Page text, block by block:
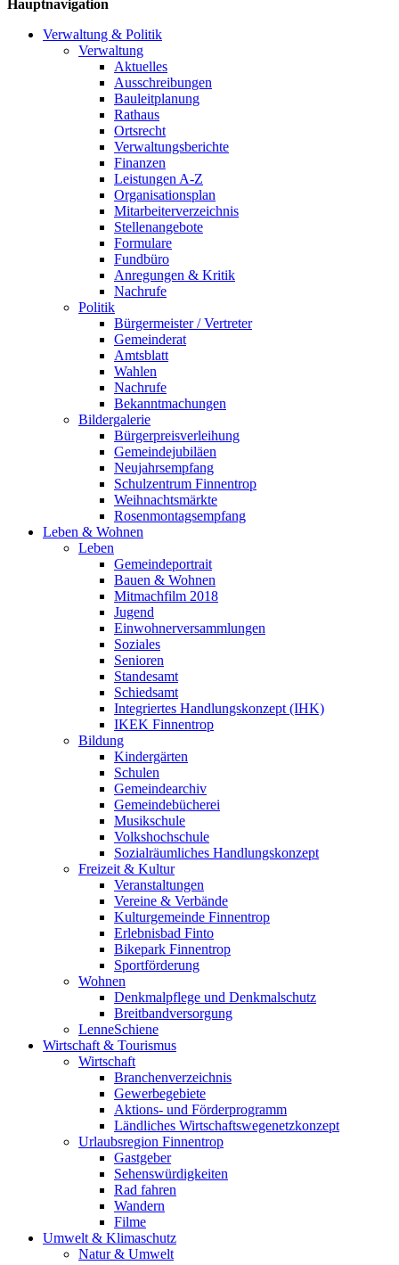
Hauptnavigation
Verwaltung & Politik
Verwaltung
Aktuelles
Ausschreibungen
Bauleitplanung
Rathaus
Ortsrecht
Verwaltungsberichte
Finanzen
Leistungen A-Z
Organisationsplan
Mitarbeiterverzeichnis
Stellenangebote
Formulare
Fundbüro
Anregungen & Kritik
Nachrufe
Politik
Bürgermeister / Vertreter
Gemeinderat
Amtsblatt
Wahlen
Nachrufe
Bekanntmachungen
Bildergalerie
Bürgerpreisverleihung
Gemeindejubiläen
Neujahrsempfang
Schulzentrum Finnentrop
Weihnachtsmärkte
Rosenmontagsempfang
Leben & Wohnen
Leben
Gemeindeportrait
Bauen & Wohnen
Mitmachfilm 2018
Jugend
Einwohnerversammlungen
Soziales
Senioren
Standesamt
Schiedsamt
Integriertes Handlungskonzept (IHK)
IKEK Finnentrop
Bildung
Kindergärten
Schulen
Gemeindearchiv
Gemeindebücherei
Musikschule
Volkshochschule
Sozialräumliches Handlungskonzept
Freizeit & Kultur
Veranstaltungen
Vereine & Verbände
Kulturgemeinde Finnentrop
Erlebnisbad Finto
Bikepark Finnentrop
Sportförderung
Wohnen
Denkmalpflege und Denkmalschutz
Breitbandversorgung
LenneSchiene
Wirtschaft & Tourismus
Wirtschaft
Branchenverzeichnis
Gewerbegebiete
Aktions- und Förderprogramm
Ländliches Wirtschaftswegenetzkonzept
Urlaubsregion Finnentrop
Gastgeber
Sehenswürdigkeiten
Rad fahren
Wandern
Filme
Umwelt & Klimaschutz
Natur & Umwelt